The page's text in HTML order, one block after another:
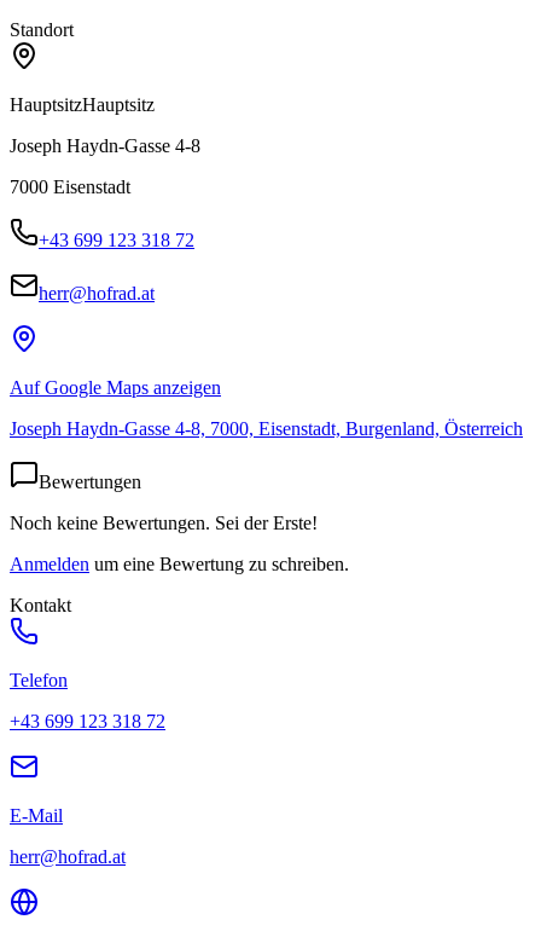
Standort
HauptsitzHauptsitz
Joseph Haydn-Gasse 4-8
7000 Eisenstadt
+43 699 123 318 72
herr@hofrad.at
Auf Google Maps anzeigen
Joseph Haydn-Gasse 4-8, 7000, Eisenstadt, Burgenland, Österreich
Bewertungen
Noch keine Bewertungen. Sei der Erste!
Anmelden um eine Bewertung zu schreiben.
Kontakt
Telefon
+43 699 123 318 72
E-Mail
herr@hofrad.at